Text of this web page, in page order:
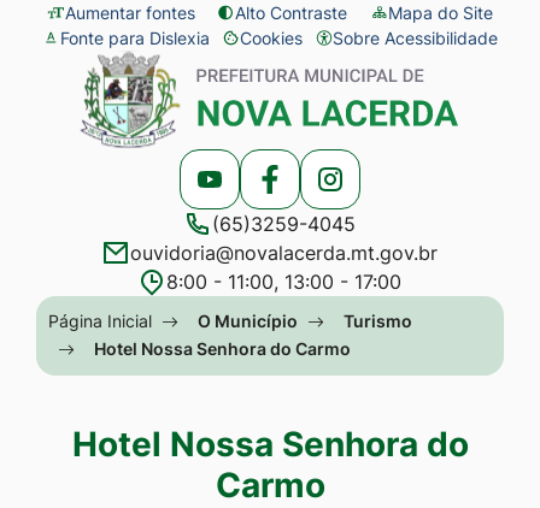
Seção
de
atalhos
acessibilidade
Ir
para
conteúdo
menu
[alt+2]
Ir
Aumentar fontes Alto Contraste
Mapa do Site
Fonte para Dislexia
Cookies
Abrir
preferências
de
cookies
Sobre Acessibilidade
Seção
menu
Acessar
a
Rede
Social
Youtube
Acessar
a
Rede
Social
Facebook
Acessar
a
Rede
Social
Instagram
(65)3259-4045
ouvidoria@novalacerda.mt.gov.br
8:00 - 11:00, 13:00 - 17:00
Seção
do
menu
Página Inicial O Município
Turismo
Hotel Nossa Senhora do Carmo
Hotel Nossa Senhora do
Carmo